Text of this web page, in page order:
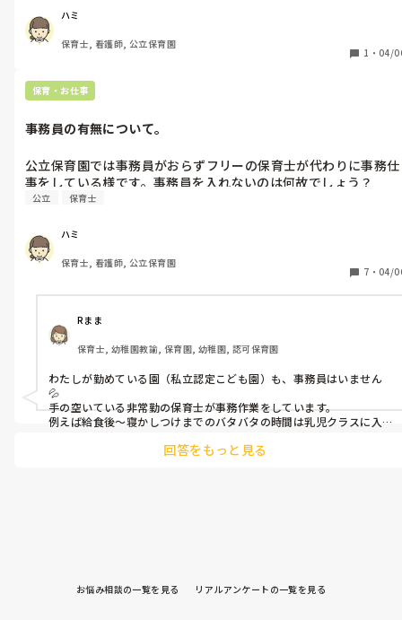
ハミ
保育士, 看護師, 公立保育園
1 ・ 04/
保育・お仕事
事務員の有無について。
公立保育園では事務員がおらずフリーの保育士が代わりに事務仕
事をしている様です。事務員を入れないのは何故でしょう？
公立 保育士
ハミ
保育士, 看護師, 公立保育園
7 ・ 04/
Rまま
保育士, 幼稚園教諭, 保育園, 幼稚園, 認可保育園
わたしが勤めている園（私立認定こども園）も、事務員はいません
💦
手の空いている非常勤の保育士が事務作業をしています。
例えば給食後〜寝かしつけまでのバタバタの時間は乳児クラスに入
事務作業のみで人を雇うのは給与面で難しいのかな？と思います。
回答をもっと見る
お悩み相談の一覧を見る リアルアンケートの一覧を見る